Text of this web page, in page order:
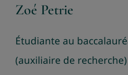
Zoé Petrie
Étudiante au
(auxiliaire de recherche)